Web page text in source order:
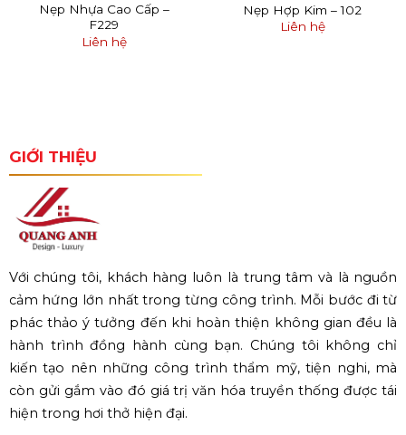
Nẹp Nhựa Cao Cấp –
F229
Liên hệ
Nẹp Hợp Kim – 102
Liên hệ
GIỚI THIỆU
Với chúng tôi, khách hàng luôn là trung tâm và là nguồn
cảm hứng lớn nhất trong từng công trình. Mỗi bước đi từ
phác thảo ý tưởng đến khi hoàn thiện không gian đều là
hành trình đồng hành cùng bạn. Chúng tôi không chỉ
kiến tạo nên những công trình thẩm mỹ, tiện nghi, mà
còn gửi gắm vào đó giá trị văn hóa truyền thống được tái
hiện trong hơi thở hiện đại.